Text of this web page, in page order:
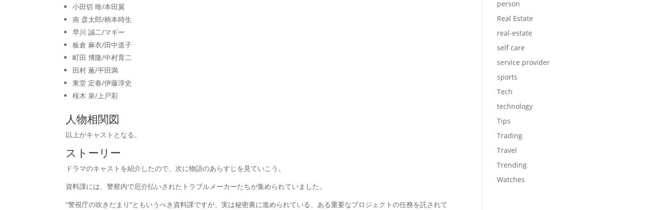
小田切 唯/本田翼
南 彦太郎/柄本時生
早川 誠二/マギー
板倉 麻衣/田中道子
町田 博隆/中村育二
田村 薫/平田満
東堂 定春/伊藤淳史
桜木 泉/上戸彩
人物相関図
以上がキャストとなる。
ストーリー
ドラマのキャストを紹介したので、次に物語のあらすじを見ていこう。
資料課には、警察内で厄介払いされたトラブルメーカーたちが集められていました。
“警視庁の吹きだまり”ともいうべき資料課ですが、実は秘密裏に進められている、ある重要なプロジェクトの任務を託されて
person
Real Estate
real-estate
self care
service provider
sports
Tech
technology
Tips
Trading
Travel
Trending
Watches